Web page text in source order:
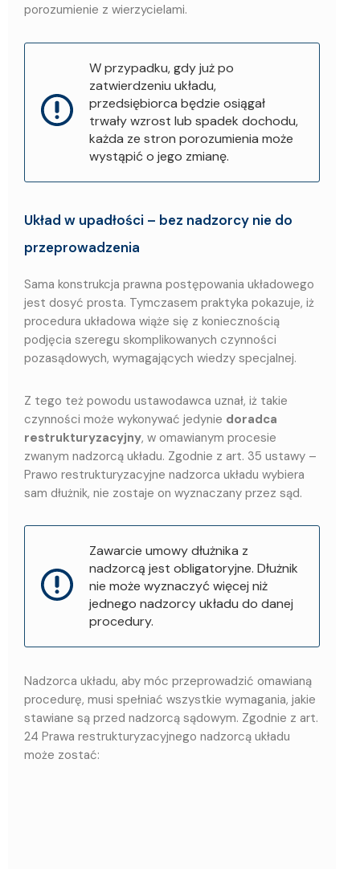
porozumienie z wierzycielami.
W przypadku, gdy już po
zatwierdzeniu układu,
przedsiębiorca będzie osiągał
trwały wzrost lub spadek dochodu,
każda ze stron porozumienia może
wystąpić o jego zmianę.
Układ w upadłości – bez nadzorcy nie do
przeprowadzenia
Sama konstrukcja prawna postępowania układowego
jest dosyć prosta. Tymczasem praktyka pokazuje, iż
procedura układowa wiąże się z koniecznością
podjęcia szeregu skomplikowanych czynności
pozasądowych, wymagających wiedzy specjalnej.
Z tego też powodu ustawodawca uznał, iż takie
czynności może wykonywać jedynie doradca
restrukturyzacyjny, w omawianym procesie
zwanym nadzorcą układu. Zgodnie z art. 35 ustawy –
Prawo restrukturyzacyjne nadzorca układu wybiera
sam dłużnik, nie zostaje on wyznaczany przez sąd.
Zawarcie umowy dłużnika z
nadzorcą jest obligatoryjne. Dłużnik
nie może wyznaczyć więcej niż
jednego nadzorcy układu do danej
procedury.
Nadzorca układu, aby móc przeprowadzić omawianą
procedurę, musi spełniać wszystkie wymagania, jakie
stawiane są przed nadzorcą sądowym. Zgodnie z art.
24 Prawa restrukturyzacyjnego nadzorcą układu
może zostać: